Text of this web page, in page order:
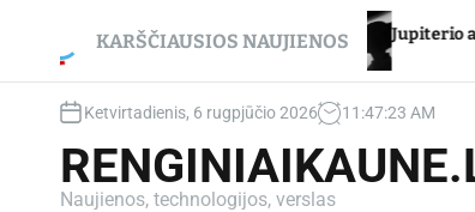
KARŠČIAUSIOS NAUJIENOSJupiterio aikštės Chironas –
Ketvirtadienis, 6 rugpjūčio 2026 11 :47:24 AM
Naujienos, technologijos, verslas